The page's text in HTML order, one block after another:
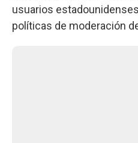
usuarios
políticas de moderación